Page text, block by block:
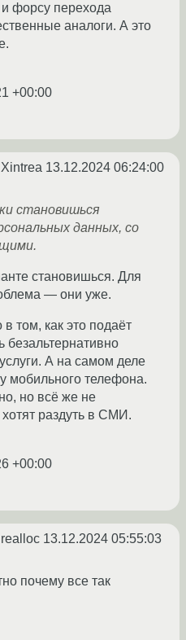
форсу перехода
аналоги. А это
+00:00
13.12.2024 06:24:00
становишься
данных, со
становишься. Для
— они уже.
в том, как это подаёт
А на самом деле
мобильного телефона.
но всё же не
хотят раздуть в СМИ.
+00:00
13.12.2024 05:55:03
почему все так